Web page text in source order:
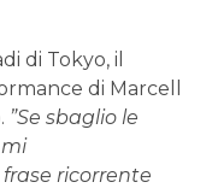
di Tokyo, il
di Marcell
”Se sbaglio le
ricorrente